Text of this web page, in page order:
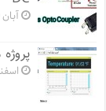
آبان 20, 1399
اسفند